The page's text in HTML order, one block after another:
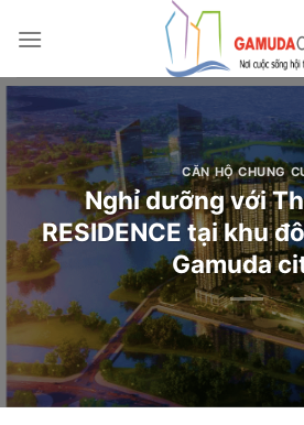
qua
CĂN HỘ CHUNG
Nghỉ dưỡng với
RESIDENCE tại khu
Gamuda